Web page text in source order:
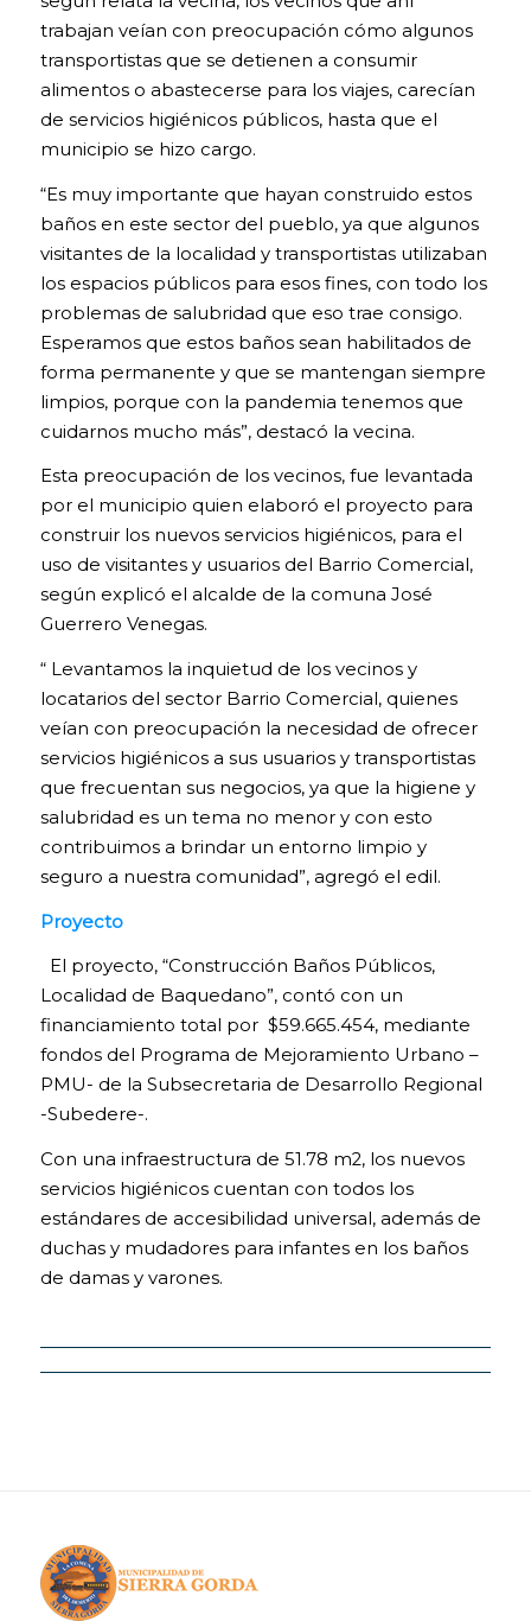
trabajan veían con preocupación cómo algunos
transportistas que se detienen a consumir
alimentos o abastecerse para los viajes, carecían
de servicios higiénicos públicos, hasta que el
municipio se hizo cargo.
“Es muy importante que hayan construido estos
baños en este sector del pueblo, ya que algunos
visitantes de la localidad y transportistas utilizaban
los espacios públicos para esos fines, con todo los
problemas de salubridad que eso trae consigo.
Esperamos que estos baños sean habilitados de
forma permanente y que se mantengan siempre
limpios, porque con la pandemia tenemos que
cuidarnos mucho más”, destacó la vecina.
Esta preocupación de los vecinos, fue levantada
por el municipio quien elaboró el proyecto para
construir los nuevos servicios higiénicos, para el
uso de visitantes y usuarios del Barrio Comercial,
según explicó el alcalde de la comuna José
Guerrero Venegas.
“ Levantamos la inquietud de los vecinos y
locatarios del sector Barrio Comercial, quienes
veían con preocupación la necesidad de ofrecer
servicios higiénicos a sus usuarios y transportistas
que frecuentan sus negocios, ya que la higiene y
salubridad es un tema no menor y con esto
contribuimos a brindar un entorno limpio y
seguro a nuestra comunidad”, agregó el edil.
Proyecto
El proyecto, “Construcción Baños Públicos,
Localidad de Baquedano”, contó con un
financiamiento total por $59.665.454, mediante
fondos del Programa de Mejoramiento Urbano –
PMU- de la Subsecretaria de Desarrollo Regional
-Subedere-.
Con una infraestructura de 51.78 m2, los nuevos
servicios higiénicos cuentan con todos los
estándares de accesibilidad universal, además de
duchas y mudadores para infantes en los baños
de damas y varones.